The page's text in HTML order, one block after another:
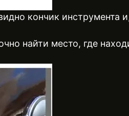
кончик инструмента
найти место, где